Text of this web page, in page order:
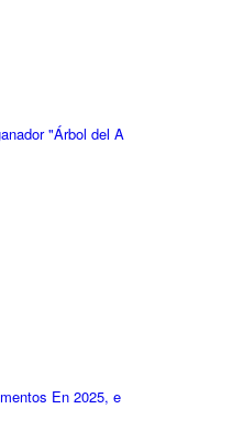
"Árbol del A
En 2025, e